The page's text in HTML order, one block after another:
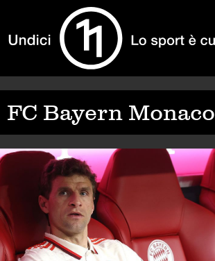
FC Bayern Monaco